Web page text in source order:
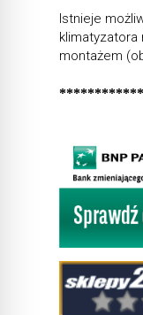
Istnieje
klimatyzatora
montażem